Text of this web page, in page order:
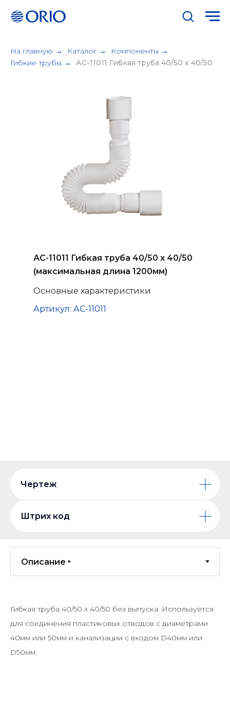
На главную → Каталог → Компоненты →
Гибкие трубы → АС-11011 Гибкая труба 40/50 х 40/50
Основные характеристики
АС-11011 Гибкая труба 40/50 х 40/50
(максимальная длина 1200мм)
Артикул: АС-11011
Чертеж
Штрих код
Гибкая труба 40/50 х 40/50 без выпуска. Используется
для соединения пластиковых отводов с диаметрами
40мм или 50мм и канализации с входом D40мм или
D50мм.